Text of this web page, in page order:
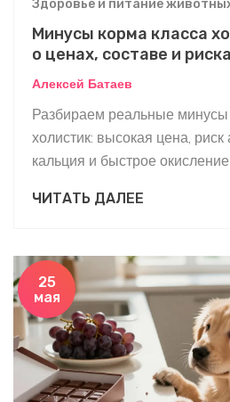
Здоровье и питание
Минусы корма класса
о ценах, составе и
Алексей Батаев
Разбираем реальные минусы
холистик: высокая цена,
кальция и быстрое
ЧИТАТЬ ДАЛЕЕ
25
мая